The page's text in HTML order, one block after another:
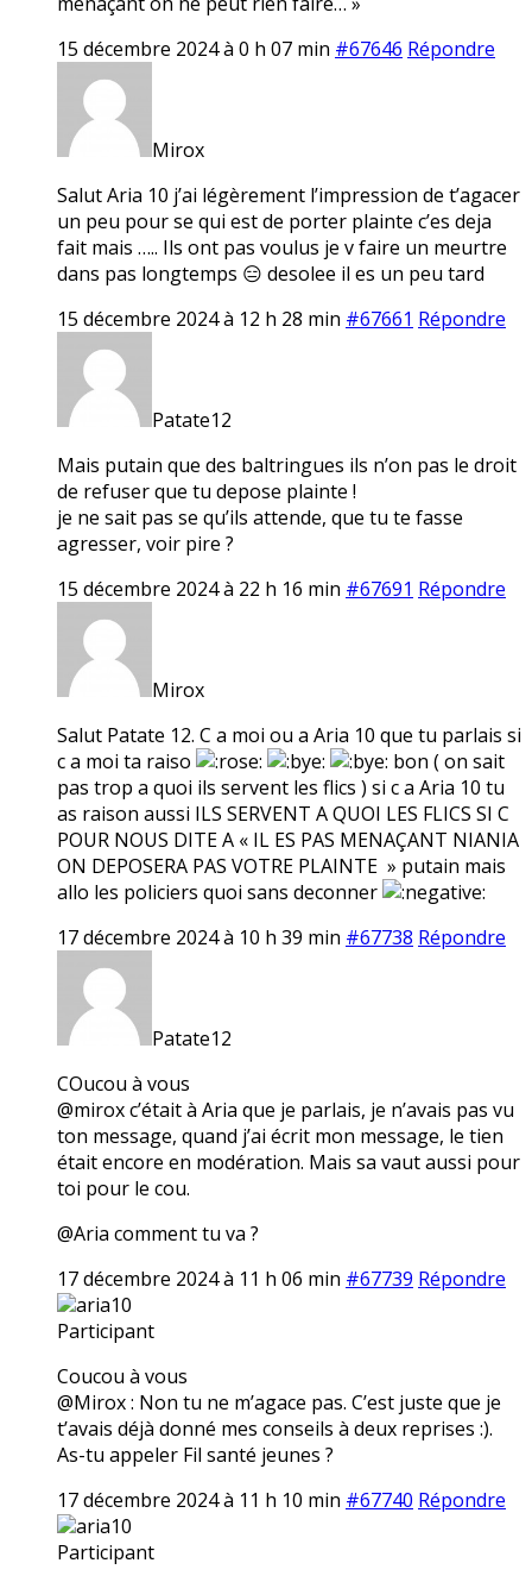
15 décembre 2024 à 0 h 07 min #67646 Répondre
Mirox
Salut Aria 10 j’ai légèrement l’impression de t’agacer
un peu pour se qui est de porter plainte c’es deja
fait mais ….. Ils ont pas voulus je v faire un meurtre
dans pas longtemps 😑 desolee il es un peu tard
15 décembre 2024 à 12 h 28 min #67661 Répondre
Patate12
Mais putain que des baltringues ils n’on pas le droit
de refuser que tu depose plainte !
je ne sait pas se qu’ils attende, que tu te fasse
agresser, voir pire ?
15 décembre 2024 à 22 h 16 min #67691 Répondre
Mirox
Salut Patate 12. C a moi ou a Aria 10 que tu parlais si
c a moi ta raiso
bon ( on sait
pas trop a quoi ils servent les flics ) si c a Aria 10 tu
as raison aussi ILS SERVENT A QUOI LES FLICS SI C
POUR NOUS DITE A « IL ES PAS MENAÇANT NIANIA
ON DEPOSERA PAS VOTRE PLAINTE » putain mais
allo les policiers quoi sans deconner
17 décembre 2024 à 10 h 39 min #67738 Répondre
Patate12
COucou à vous
@mirox c’était à Aria que je parlais, je n’avais pas vu
ton message, quand j’ai écrit mon message, le tien
était encore en modération. Mais sa vaut aussi pour
toi pour le cou.
@Aria comment tu va ?
17 décembre 2024 à 11 h 06 min #67739 Répondre
aria10
Participant
Coucou à vous
@Mirox : Non tu ne m’agace pas. C’est juste que je
t’avais déjà donné mes conseils à deux reprises :).
As-tu appeler Fil santé jeunes ?
17 décembre 2024 à 11 h 10 min #67740 Répondre
aria10
Participant